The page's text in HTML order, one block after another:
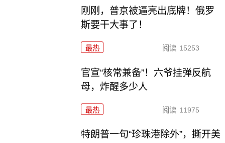
刚刚，普京被逼亮出底牌！俄罗
斯要干大事了！
最热 阅读 15253
官宣“核常兼备”！六爷挂弹反航
母，炸醒多少人
最热 阅读 11975
特朗普一句“珍珠港除外”，撕开美